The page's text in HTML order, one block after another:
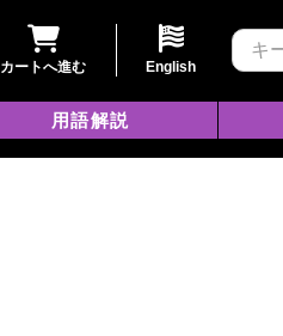
カートへ進む English
用語解説